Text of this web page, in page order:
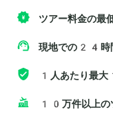
ツアー料金の最
現地での24時
1人あたり最
10万件以上の